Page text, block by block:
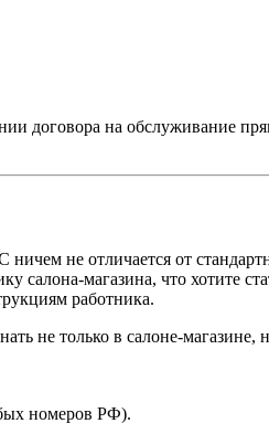
договора на обслуживание
не отличается от
салона-магазина, что хотите
работника.
не только в салоне-
номеров РФ).